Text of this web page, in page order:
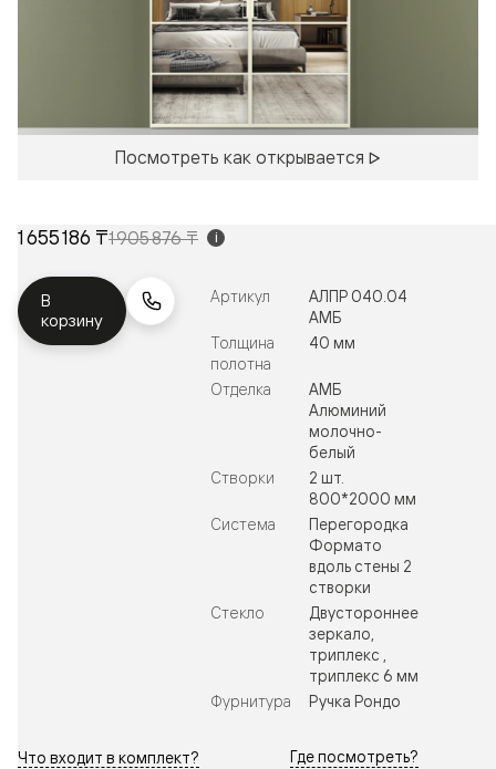
Посмотреть как открывается
1 655 186 ₸1 905 876 ₸ i
В
корзину
Артикул
АЛПР 040.04
АМБ
Толщина
полотна
40 мм
Отделка
АМБ
Алюминий
молочно-
белый
Створки
2 шт.
800*2000 мм
Система
Перегородка
Формато
вдоль стены 2
створки
Стекло
Двустороннее
зеркало,
триплекс ,
триплекс 6 мм
Фурнитура
Ручка Рондо
Что входит в комплект? Где посмотреть?